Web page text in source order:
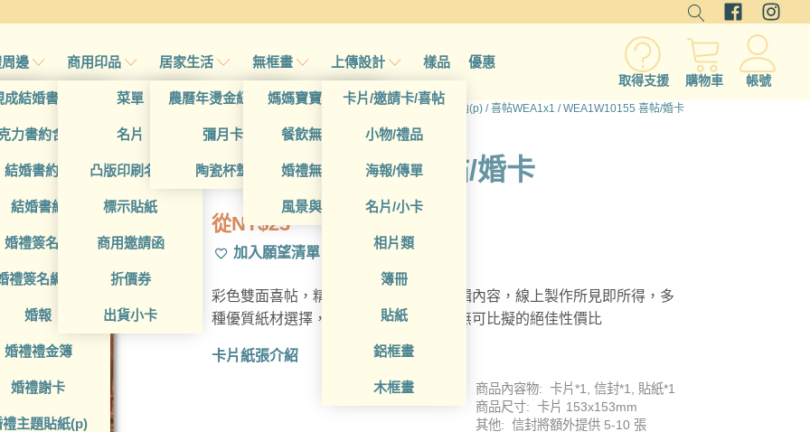
邊
成結婚書約夾
力書約含木座
結婚書約組
結婚書約
婚禮簽名簿
禮簽名綢(p)
婚報
婚禮禮金簿
婚禮謝卡
禮主題貼紙(p)
商用印品
菜單
名片
凸版印刷名片
標示貼紙
商用邀請函
折價券
出貨小卡
居家生活
農曆年燙金紅包袋
彌月卡
陶瓷杯墊
無框畫
媽媽寶寶無框畫
餐飲無框畫
婚禮無框畫
風景與藝術
上傳設計
卡片/邀請卡/喜帖
小物/禮品
海報/傳單
名片/小卡
相片類
簿冊
貼紙
鋁框畫
木框畫
樣品 優惠
取得支援 購物車 帳號
首頁 / 所有產品 / 卡片/邀請函(p) /喜帖WEA1x1 / WEA1W10155 喜帖/婚卡
WEA1W10155 喜帖/婚卡
從NT$23
加入願望清單
彩色雙面喜帖，精選多樣設計，自由編輯內容，線上製作所見即所得，多
種優質紙材選擇，精湛台灣在地印刷，無可比擬的絕佳性價比
卡片紙張介紹
商品內容物: 卡片*1, 信封*1, 貼紙*1
商品尺寸: 卡片 153x153mm
其他: 信封將額外提供 5-10 張